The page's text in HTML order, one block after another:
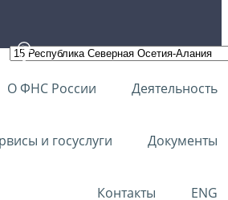
О ФНС России Деятельность
и госуслуги Документы
Контакты ENG